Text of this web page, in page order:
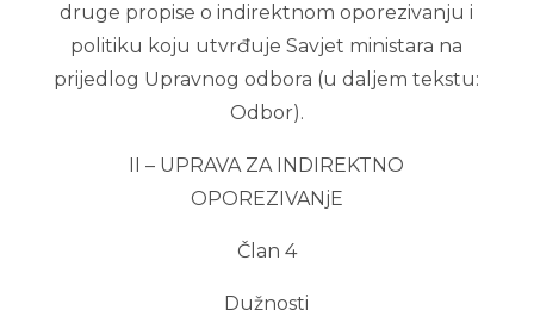
druge propise o indirektnom oporezivanju i
politiku koju utvrđuje Savjet ministara na
prijedlog Upravnog odbora (u daljem tekstu:
Odbor).
II – UPRAVA ZA INDIREKTNO
OPOREZIVANjE
Član 4
Dužnosti